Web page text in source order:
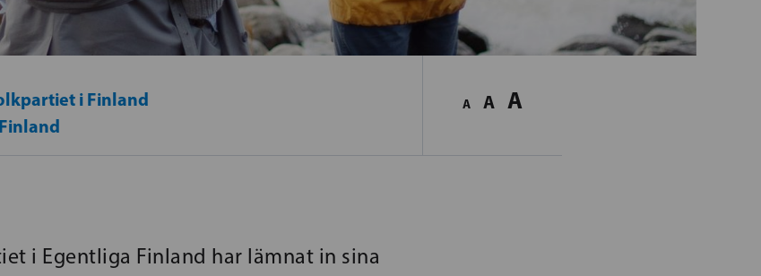
i Finland
A A A
i Egentliga Finland har lämnat in sina